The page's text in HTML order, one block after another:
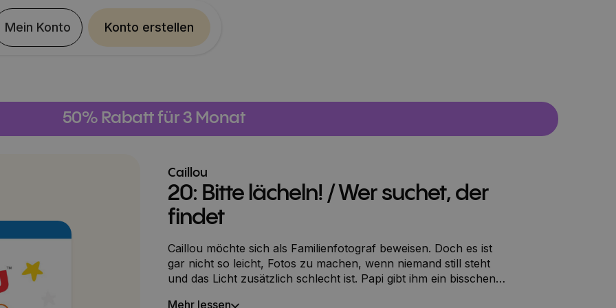
Mein Konto Konto erstellen
50% Rabatt für 3 Monat
Caillou
20: Bitte lächeln! / Wer suchet, der
findet
Caillou möchte sich als Familienfotograf beweisen. Doch es ist
gar nicht so leicht, Fotos zu machen, wenn niemand still steht
und das Licht zusätzlich schlecht ist. Papi gibt ihm ein bisschen
Mehr lessen